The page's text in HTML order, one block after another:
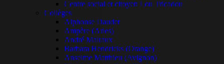
Centre social et citoyen Lou Tricadou
Collèges
Alphonse Daudet
Ampère (Arles)
André Malraux
Barbara Hendricks (Orange)
Anselme Matthieu (Avignon)